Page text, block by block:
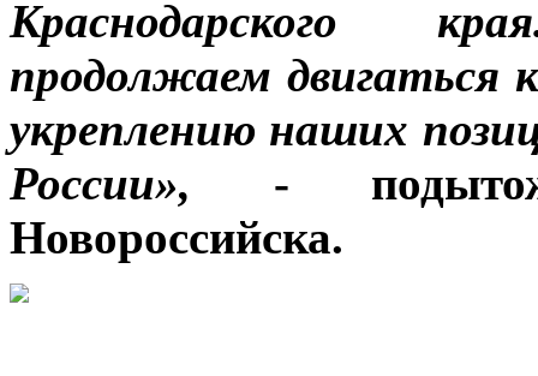
Краснодарского
продолжаем
укреплению наших
России», -
Новороссийска.